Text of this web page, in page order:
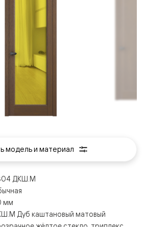
ДКШ.М
мм
Дуб каштановый матовый
модель и материал